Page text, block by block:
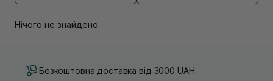
Нічого не знайдено.
Безкоштовна доставка від 3000 UAH